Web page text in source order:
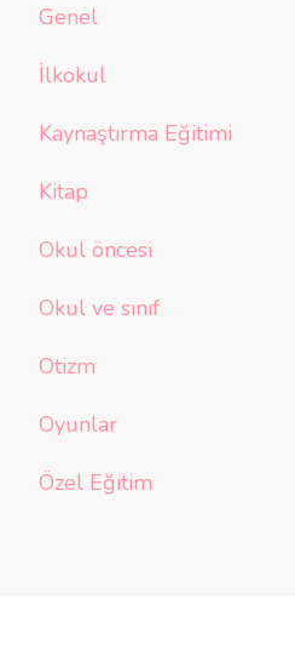
Genel
İlkokul
Kaynaştırma Eğitimi
Kitap
Okul öncesi
Okul ve sınıf
Otizm
Oyunlar
Özel Eğitim